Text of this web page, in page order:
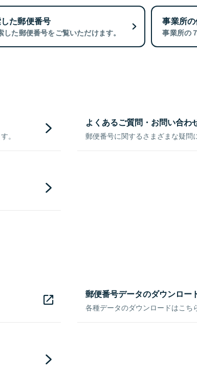
た郵便番号
した郵便番号をご覧いただけます。
事業所
事業所の
。
よくあるご質問・お問い合わ
郵便番号に関するさまざまな疑問
郵便番号データのダウンロー
各種データのダウンロードはこち